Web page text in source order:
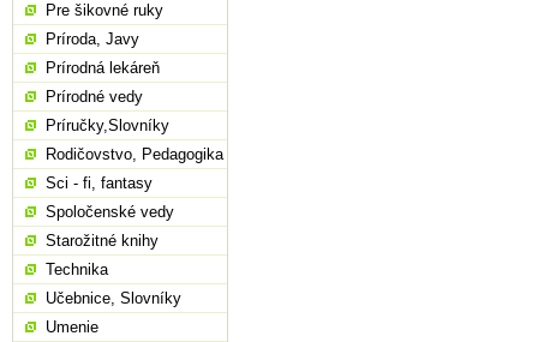
Pre šikovné ruky
Príroda, Javy
Prírodná lekáreň
Prírodné vedy
Príručky,Slovníky
Rodičovstvo, Pedagogika
Sci - fi, fantasy
Spoločenské vedy
Starožitné knihy
Technika
Učebnice, Slovníky
Umenie